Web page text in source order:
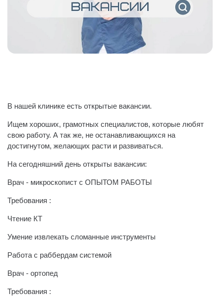
В нашей клинике есть открытые вакансии.
Ищем хороших, грамотных специалистов, которые любят
свою работу. А так же, не останавливающихся на
достигнутом, желающих расти и развиваться.
На сегодняшний день открыты вакансии:
Врач - микроскопист с ОПЫТОМ РАБОТЫ
Требования :
Чтение КТ
Умение извлекать сломанные инструменты
Работа с раббердам системой
Врач - ортопед
Требования :